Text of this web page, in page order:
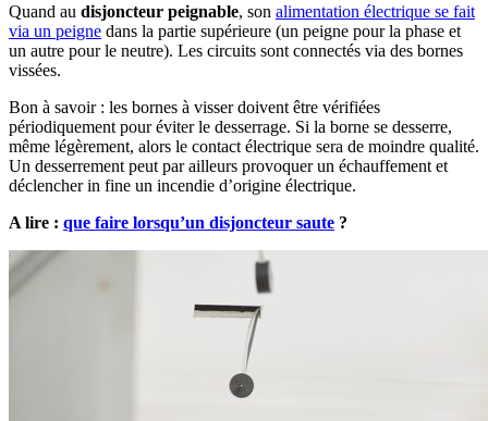
Quand au disjoncteur peignable, son alimentation électrique se fait
via un peigne dans la partie supérieure (un peigne pour la phase et
un autre pour le neutre). Les circuits sont connectés via des bornes
vissées.
Bon à savoir : les bornes à visser doivent être vérifiées
périodiquement pour éviter le desserrage. Si la borne se desserre,
même légèrement, alors le contact électrique sera de moindre qualité.
Un desserrement peut par ailleurs provoquer un échauffement et
déclencher in fine un incendie d’origine électrique.
A lire : que faire lorsqu’un disjoncteur saute ?